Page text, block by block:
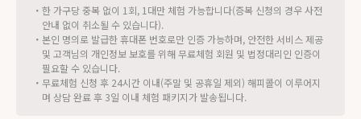
히 안내 받을 수 있습니다(☎1577-1500).
5)체험 패키지 구성품의 분실 혹은 누락, 파손된 경우 구성품의 정가
금액으로 고객에게 청구가 될 수 있습니다(패키지 일체 정가:
536,000원 / 북패드(충전기 포함) 448,000원 + 키보드 거치대
66,000원 + 전자펜 22,000원).
- 무료체험 기간동안 제공받은 체험패키지의 파손 또는 하자가 발생
한 경우 즉시 고객센터에 해당 내용 통보 후 위 표의 처리 기준에
라. 거부권 및 불이익 : 동의를 거부할 권리가 있으나, 동의를 거부하실
경우 무료 체험 및 학습 서비스 신청이 불가합니다.
・ 한 가구당 중복 없이 1회, 1대만 체험 가능합니다(증복 신청의 경우 사전
안내 없이 취소될 수 있습니다).
・ 본인 명의로 발급한 휴대폰 번호로만 인증 가능하며, 안전한 서비스 제공
및 고객님의 개인정보 보호를 위해 무료체험 회원 및 법정대리인 인증이
필요할 수 있습니다.
・ 무료체험 신청 후 24시간 이내(주말 및 공휴일 제외) 해피콜이 이루어지
며 상담 완료 후 3일 이내 체험 패키지가 발송됩니다.